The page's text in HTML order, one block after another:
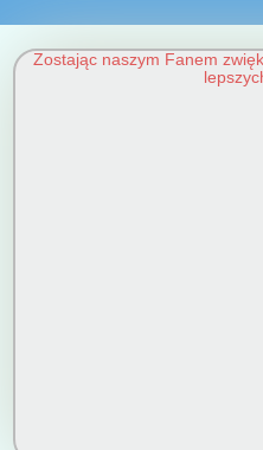
Zostając naszym Fanem